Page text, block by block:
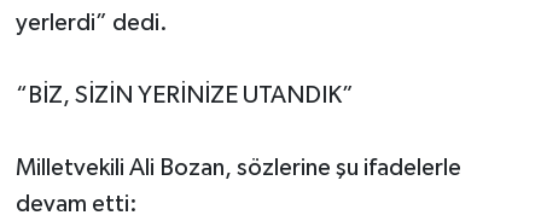
yerlerdi” dedi.
“BİZ, SİZİN YERİNİZE UTANDIK”
Milletvekili Ali Bozan, sözlerine şu ifadelerle
devam etti: